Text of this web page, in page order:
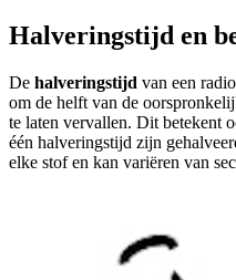
Halveringstijd en
De halveringstijd van een
om de helft van de
te laten vervallen. Dit betekent
één halveringstijd zijn
elke stof en kan variëren van